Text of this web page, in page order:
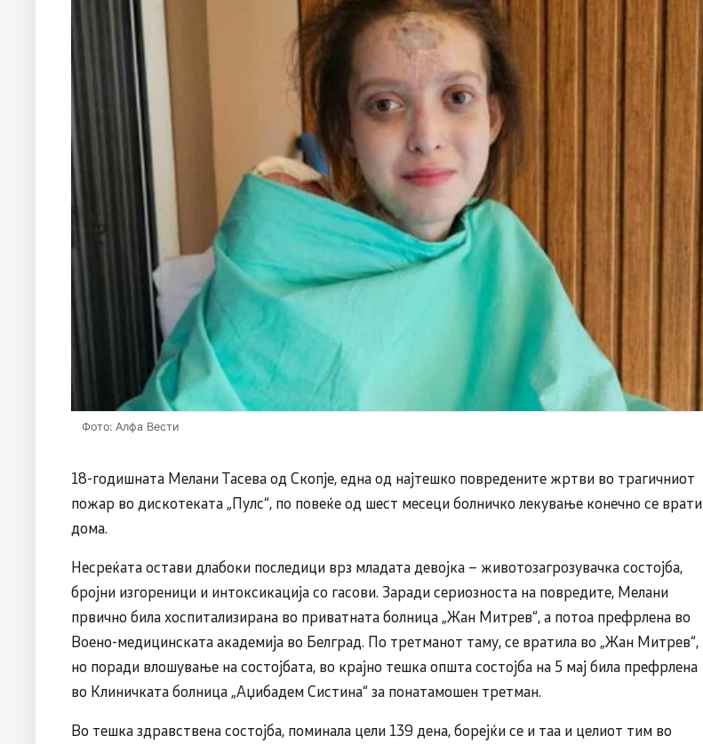
Фото: Алфа Вести
18-годишната Мелани Тасева од Скопје, една од најтешко повредените жртви во трагичниот
пожар во дискотеката „Пулс“, по повеќе од шест месеци болничко лекување конечно се врати
дома.
Несреќата остави длабоки последици врз младата девојка – животозагрозувачка состојба,
бројни изгореници и интоксикација со гасови. Заради сериозноста на повредите, Мелани
првично била хоспитализирана во приватната болница „Жан Митрев“, а потоа префрлена во
Воено-медицинската академија во Белград. По третманот таму, се вратила во „Жан Митрев“,
но поради влошување на состојбата, во крајно тешка општа состојба на 5 мај била префрлена
во Клиничката болница „Аџибадем Систина“ за понатамошен третман.
Во тешка здравствена состојба, поминала цели 139 дена, борејќи се и таа и целиот тим во